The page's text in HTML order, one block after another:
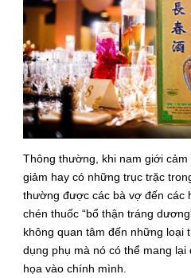
Thông thường, khi nam giới
giảm hay có những trục trặc
thường được các bà vợ đến các
chén thuốc “bổ thận tráng
không quan tâm đến những loại
dụng phụ mà nó có thể mang
họa vào chính mình.